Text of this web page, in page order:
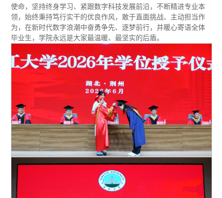
使命，坚持终身学习、紧跟数字科技发展前沿，不断精进专业本
领，始终秉持笃行实干的优良作风，敢于直面挑战、主动担当作
为，在新时代数字浪潮中奋勇争先、逐梦前行，并暖心寄语全体
毕业生，学院永远是大家最温暖、最坚实的后盾。